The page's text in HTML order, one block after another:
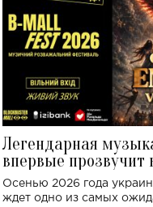
Легендарная
впервые прозвучит
Украине: где
Осенью 2026 года
ждет одно из самых